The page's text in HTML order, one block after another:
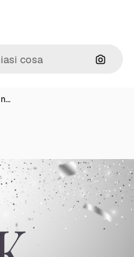
Cerca